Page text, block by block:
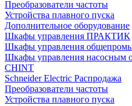
Преобразователи частоты
Устройства плавного пуска
Дополнительное оборудование
Шкафы управления ПРАКТИК
Шкафы управления
Шкафы управления насосным
CHINT
Schneider Electric Распродажа
Преобразователи частоты
Устройства плавного пуска